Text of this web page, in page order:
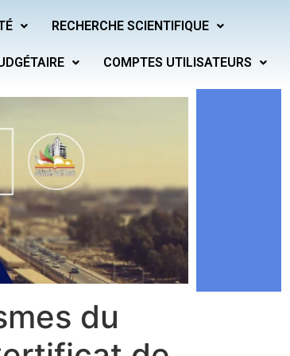
RECHERCHE SCIENTIFIQUE
COMPTES UTILISATEURS
du